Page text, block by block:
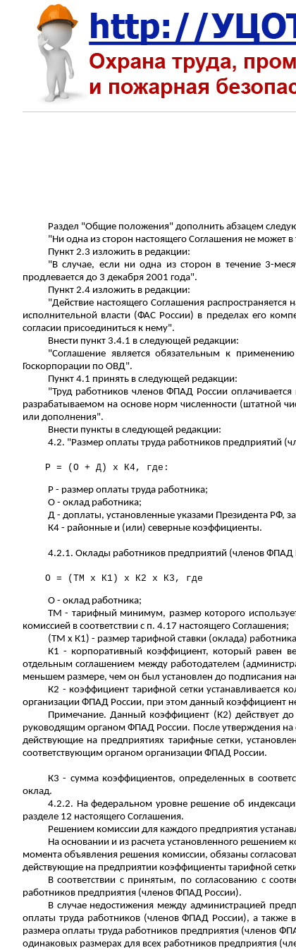
Раздел "Общие положения" дополнить абзацем
"Ни одна из сторон настоящего Соглашения не может
Пункт 2.3 изложить в редакции:
"В случае, если ни одна из сторон в течение 3-
продлевается до 3 декабря 2001 года".
Пункт 2.4 изложить в редакции:
"Действие настоящего Соглашения
исполнительной власти (ФАС России) в пределах его
согласии присоединиться к нему".
Внести пункт 3.4.1 в следующей редакции:
"Соглашение является обязательным к
Госкорпорации по ОВД".
Пункт 4.1 принять в следующей редакции:
"Труд работников членов ФПАД России
разрабатываемом на основе норм численности (штатной
или дополнения".
Внести пункты в следующей редакции:
4.2. "Размер оплаты труда работников предприятий
Р = (О + Д) x К4, где:
Р - размер оплаты труда работника;
О - оклад работника;
Д - доплаты, установленные указами Президента РФ,
К4 - районные и (или) северные коэффициенты.
4.2.1. Оклады работников предприятий (членов
О = (ТМ x К1 ) x К2 x К3, где
О - оклад работника;
ТМ - тарифный минимум, размер которого
комиссией в соответствии с п. 4.17 настоящего Соглашения;
(ТМ x К1) - размер тарифной ставки (оклада)
К1 - корпоративный коэффициент, который равен
отдельным соглашением между работодателем
меньшем размере, чем он был установлен до подписания
К2 - коэффициент тарифной сетки устанавливается
организации ФПАД России, при этом данный коэффициент
Примечание. Данный коэффициент (К2) действует
руководящим органом ФПАД России. После утверждения на
действующие на предприятиях тарифные сетки,
соответствующим органом организации ФПАД России.
К3 - сумма коэффициентов, определенных в
оклад.
4.2.2. На федеральном уровне решение об
разделе 12 настоящего Соглашения.
Решением комиссии для каждого предприятия
На основании и из расчета установленного
момента объявления решения комиссии, обязаны
действующие на предприятии коэффициенты тарифной
В соответствии с принятым, по согласованию с
работников предприятия (членов ФПАД России).
В случае недостижения между администрацией
оплаты труда работников (членов ФПАД России), а также
размера оплаты труда работников предприятия (членов
одинаковых размерах для всех работников предприятия